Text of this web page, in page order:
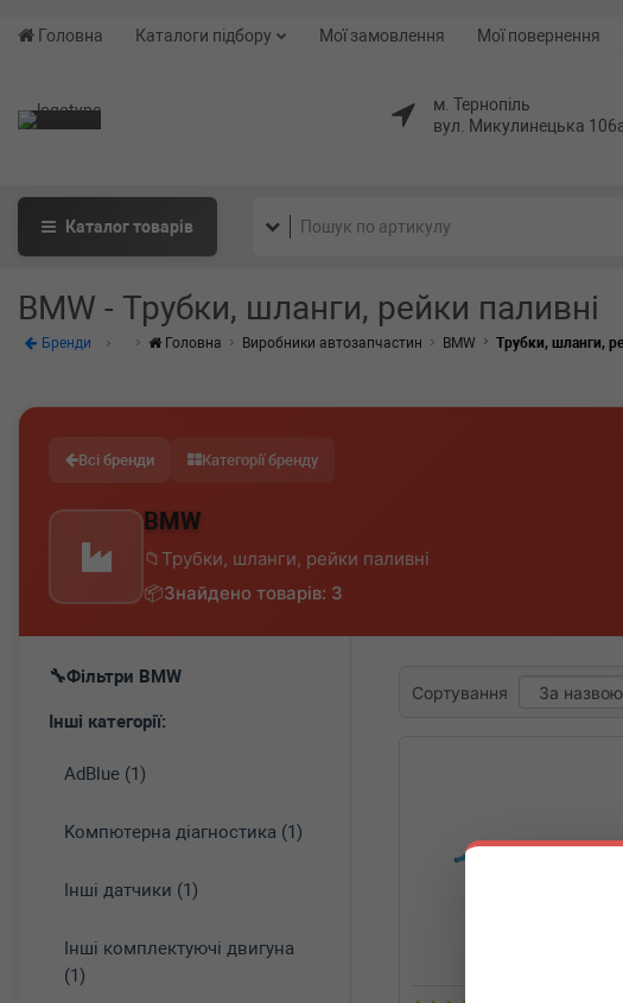
Головна Каталоги підбору Мої замовлення Мої повернення
м. Тернопіль
вул. Микулинецька
Каталогтоварів
BMW - Трубки, шланги, рейки паливні
Бренди Головна Виробники автозапчастин BMW Трубки, шланги,
Всі бренди Категорії бренду
BMW
Трубки, шланги, рейки паливні
Знайдено товарів: 3
Фільтри BMW
Інші категорії:
AdBlue (1)
Koмпютepнa діaгнocтикa (1)
Інші датчики (1)
Інші комплектуючі двигуна
(1)
Сортування